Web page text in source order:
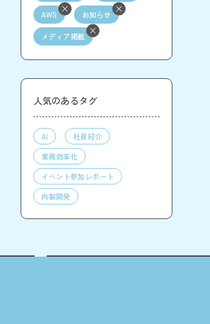
AWS お知らせ
メディア掲載
人気のあるタグ
AI
社員紹介
業務効率化
イベント参加レポート
内製開発